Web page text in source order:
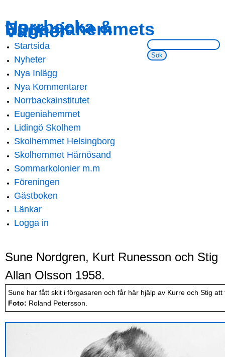
main
content
navigation
Norrbacka &
Eugeniahemmets
Vänner
Sök på webbsidan:
Main menu
Startsida
Nyheter
Nya Inlägg
Nya Kommentarer
Norrbackainstitutet
Eugeniahemmet
Lidingö Skolhem
Skolhemmet Helsingborg
Skolhemmet Härnösand
Sommarkolonier m.m
Föreningen
Gästboken
Länkar
Logga in
Sune Nordgren, Kurt Runesson och Stig
Allan Olsson 1958.
Sune har fått skit i förgasaren och får här hjälp av Kurre och Stig att
Foto: Roland Petersson.